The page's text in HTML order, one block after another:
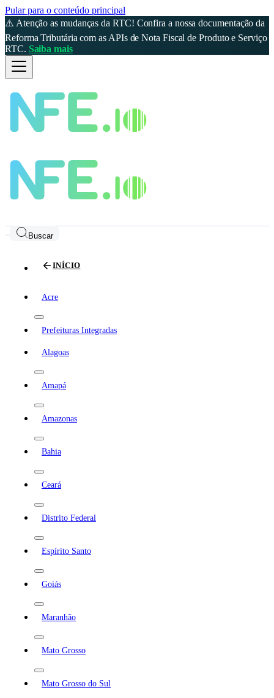
Pular para o conteúdo principal
⚠️ Atenção as mudanças da RTC! Confira a nossa documentação da
Reforma Tributária com as APIs de Nota Fiscal de Produto e Serviço
RTC. Saiba mais
Buscar
INÍCIO
Acre
Prefeituras Integradas
Alagoas
Amapá
Amazonas
Bahia
Ceará
Distrito Federal
Espírito Santo
Goiás
Maranhão
Mato Grosso
Mato Grosso do Sul